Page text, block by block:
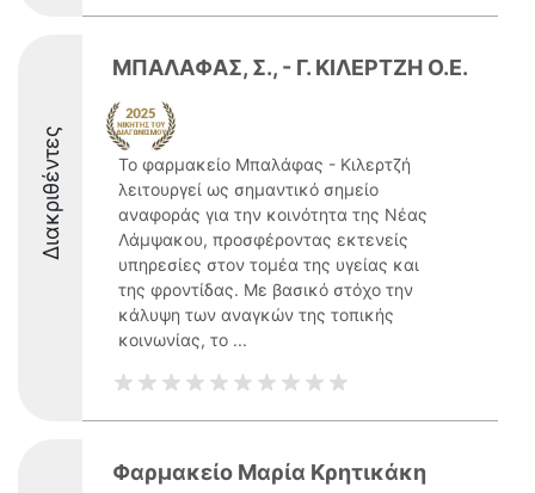
Διακριθέντες
ΜΠΑΛΑΦΑΣ, Σ., - Γ. ΚΙΛΕΡΤΖΗ Ο.Ε.
Το φαρμακείο Μπαλάφας - Κιλερτζή
λειτουργεί ως σημαντικό σημείο
αναφοράς για την κοινότητα της Νέας
Λάμψακου, προσφέροντας εκτενείς
υπηρεσίες στον τομέα της υγείας και
της φροντίδας. Με βασικό στόχο την
κάλυψη των αναγκών της τοπικής
κοινωνίας, το ...
Φαρμακείο Μαρία Κρητικάκη